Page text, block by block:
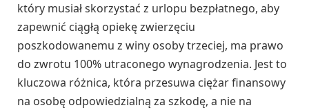
który musiał skorzystać z urlopu bezpłatnego, aby
zapewnić ciągłą opiekę zwierzęciu
poszkodowanemu z winy osoby trzeciej, ma prawo
do zwrotu 100% utraconego wynagrodzenia. Jest to
kluczowa różnica, która przesuwa ciężar finansowy
na osobę odpowiedzialną za szkodę, a nie na